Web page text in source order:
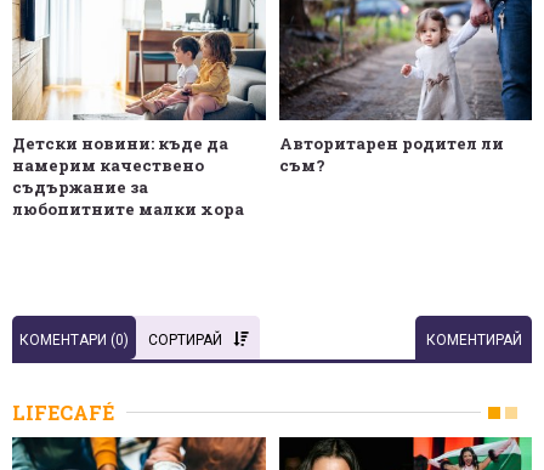
Детски новини: къде да
намерим качествено
съдържание за
любопитните малки хора
Авторитарен родител ли
съм?
КОМЕНТАРИ (0) СОРТИРАЙ КОМЕНТИРАЙ
LIFECAFÉ